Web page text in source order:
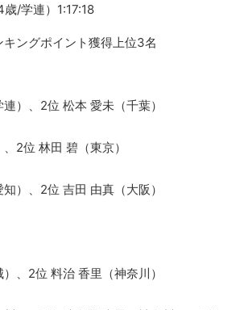
/学連）1:17:18
キングポイント獲得上位3名
）、2位 松本 愛未（千葉）
2位 林田 碧（東京）
）、2位 吉田 由真（大阪）
、2位 料治 香里（神奈川）